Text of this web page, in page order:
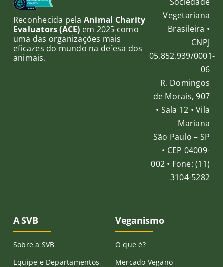
Reconhecida pela Animal Charity
Evaluators (ACE) em 2025 como
uma das organizações mais
eficazes do mundo na defesa dos
animais.
Vegetariana
Brasileira •
CNPJ
05.852.939/0001-
06
R. Domingos
de Morais, 907
• Sala 12 • Vila
Mariana
São Paulo – SP
• CEP 04009-
002 • Fone: (11)
3104-5282
A SVB
Sobre a SVB
Equipe e Departamentos
Veganismo
O que é?
Mercado Vegano